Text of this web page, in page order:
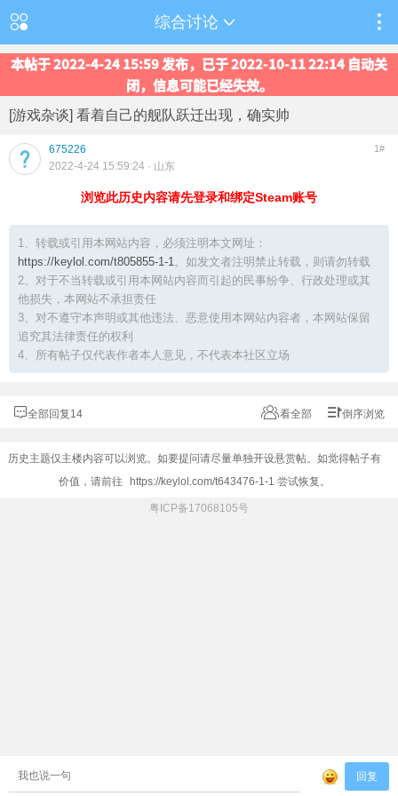
综合讨论
本帖于 2022-4-24 15:59 发布，已于 2022-10-11 22:14 自动关
闭，信息可能已经失效。
[游戏杂谈] 看着自己的舰队跃迁出现，确实帅
675226 1#
2022-4-24 15:59:24 · 山东
浏览此历史内容请先登录和绑定Steam账号
1、转载或引用本网站内容，必须注明本文网址：
https://keylol.com/t805855-1-1。如发文者注明禁止转载，则请勿转载
2、对于不当转载或引用本网站内容而引起的民事纷争、行政处理或其
他损失，本网站不承担责任
3、对不遵守本声明或其他违法、恶意使用本网站内容者，本网站保留
追究其法律责任的权利
4、所有帖子仅代表作者本人意见，不代表本社区立场
全部回复14 看全部 倒序浏览
历史主题仅主楼内容可以浏览。如要提问请尽量单独开设悬赏帖。如觉得帖子有
价值，请前往
https://keylol.com/t643476-1-1 尝试恢复。
粤ICP备17068105号